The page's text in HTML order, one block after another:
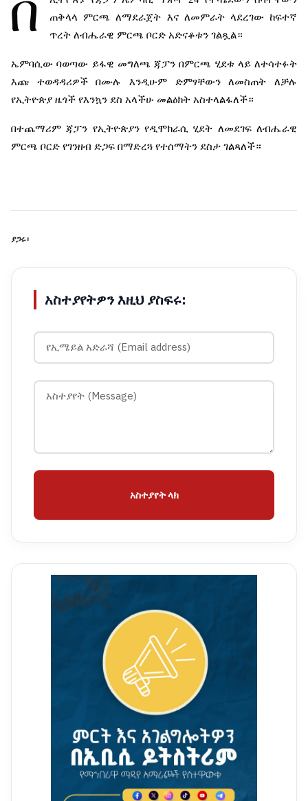
በ
ጠቅላላ ምርጫ ለማደራጀት እና ለመምራት ላደረገው ከፍተኛ
ጥረት ለብሔራዊ ምርጫ ቦርድ አድናቆቱን ገልጿል።
ኤምባሲው ባወጣው ይፋዊ መግለጫ ጃፓን በምርጫ ሂደቱ ላይ ለተሳተፉት
እጩ
ተወዳዳሪዎች በሙሉ እንዲሁም ድምፃቸውን ለመስጠት
ለቻሉ
የኢትዮጵያ ዜጎች የእንኳን ደስ አላችሁ መልዕክት አስተላልፋለች።
በተጨማሪም ጃፓን የኢትዮጵያን የዲሞክራሲ ሂደት ለመደገፍ ለብሔራዊ
ምርጫ ቦርድ የገንዘብ ድጋፍ በማድረጓ የተሰማትን ደስታ ገልጻለች።
ያጋሩ፡
አስተያየትዎን እዚህ ያስፍሩ:
አስተያየት ላክ